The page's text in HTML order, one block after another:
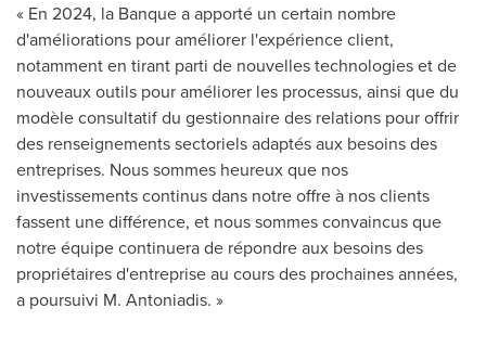
« En 2024, la Banque a apporté un certain nombre
d'améliorations pour améliorer l'expérience client,
notamment en tirant parti de nouvelles technologies et de
nouveaux outils pour améliorer les processus, ainsi que du
modèle consultatif du gestionnaire des relations pour offrir
des renseignements sectoriels adaptés aux besoins des
entreprises. Nous sommes heureux que nos
investissements continus dans notre offre à nos clients
fassent une différence, et nous sommes convaincus que
notre équipe continuera de répondre aux besoins des
propriétaires d'entreprise au cours des prochaines années,
a poursuivi M. Antoniadis. »